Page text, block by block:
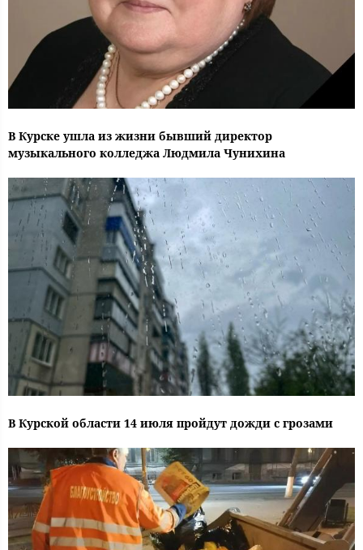
В Курске ушла из жизни бывший директор
музыкального колледжа Людмила Чунихина
В Курской области 14 июля пройдут дожди с грозами